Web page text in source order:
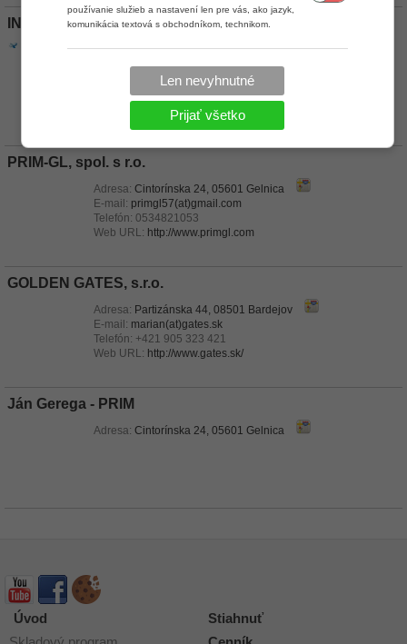
INTERDUM, s.r.o.
Adresa:Užhorodská 26, 07101 Michalovce
E-mail:interdum(at)interdum.sk,dulaj(at)interdum.sk
0907257908
Web URL:http://www.interdum.sk/
PRIM-GL, spol. s r.o.
Adresa:Cintorínska 24, 05601 Gelnica
E-mail: primgl57(at)gmail.com
Telefón:0534821053
Web URL: http://www.primgl.com
GOLDEN GATES, s.r.o.
Adresa: Partizánska 44, 08501 Bardejov
E-mail: marian(at)gates.sk
Telefón: +421 905 323 421
Web URL: http://www.gates.sk/
Ján Gerega - PRIM
Adresa:Cintorínska 24, 05601 Gelnica
Úvod
Stiahnuť
používanie služieb a nastavení len pre vás, ako jazyk,
komunikácia textová s obchodníkom, technikom.
Len nevyhnutné
Prijať všetko